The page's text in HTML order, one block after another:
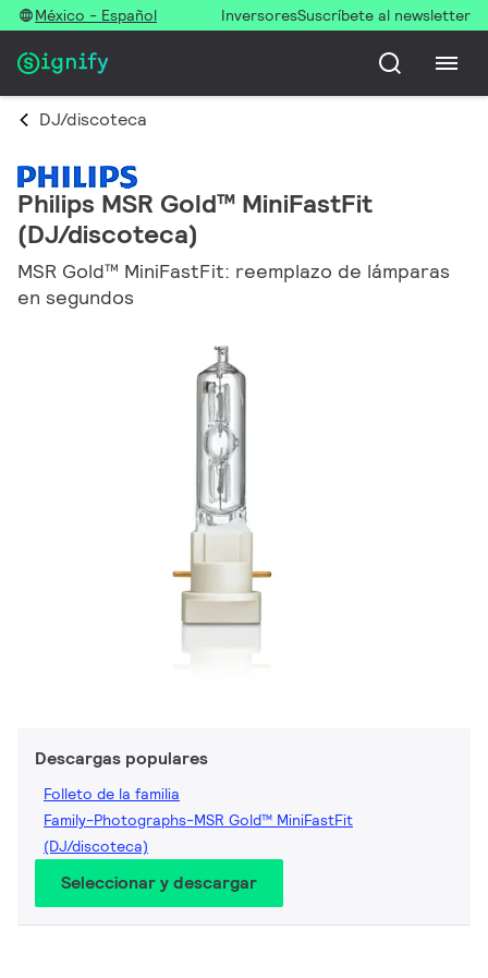
México - Español InversoresSuscríbete al newsletter
DJ/discoteca
Philips MSR Gold™ MiniFastFit
(DJ/discoteca)
MSR Gold™ MiniFastFit: reemplazo de lámparas
en segundos
Descargas populares
Folleto de la familia
Family-Photographs-MSR Gold™ MiniFastFit
(DJ/discoteca)
Seleccionar y descargar